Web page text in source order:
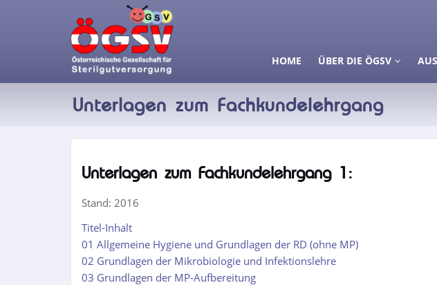
HOME ÜBER DIE ÖGSV
Unterlagen zum Fachkundelehrgang
Unterlagen zum Fachkundelehrgang 1:
Stand: 2016
Titel-Inhalt
01 Allgemeine Hygiene und Grundlagen der RD (ohne MP)
02 Grundlagen der Mikrobiologie und Infektionslehre
03 Grundlagen der MP-Aufbereitung